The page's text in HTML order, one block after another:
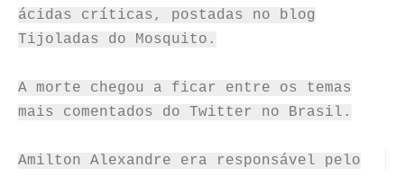
ácidas críticas, postadas no blog
Tijoladas do Mosquito.
A morte chegou a ficar entre os temas
mais comentados do Twitter no Brasil.
Amilton Alexandre era responsável pelo